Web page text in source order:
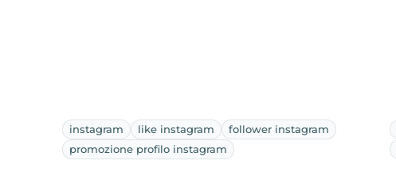
instagram like instagram
follower instagram
promozione profilo instagram